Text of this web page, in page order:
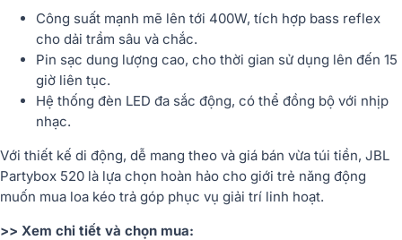
Công suất mạnh mẽ lên tới 400W, tích hợp bass reflex
cho dải trầm sâu và chắc.
Pin sạc dung lượng cao, cho thời gian sử dụng lên đến 15
giờ liên tục.
Hệ thống đèn LED đa sắc động, có thể đồng bộ với nhịp
nhạc.
Với thiết kế di động, dễ mang theo và giá bán vừa túi tiền, JBL
Partybox 520 là lựa chọn hoàn hảo cho giới trẻ năng động
muốn mua loa kéo trả góp phục vụ giải trí linh hoạt.
>> Xem chi tiết và chọn mua: